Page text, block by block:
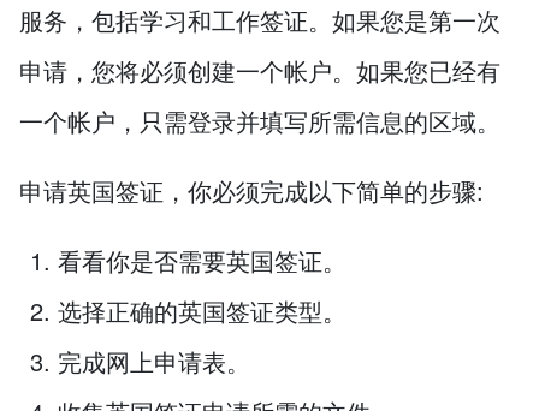
服务，包括学习和工作签证。如果您是第一次
申请，您将必须创建一个帐户。如果您已经有
一个帐户，只需登录并填写所需信息的区域。
申请英国签证，你必须完成以下简单的步骤:
看看你是否需要英国签证。
选择正确的英国签证类型。
完成网上申请表。